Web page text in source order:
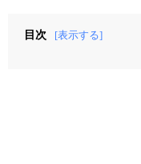
目次 [表示する]